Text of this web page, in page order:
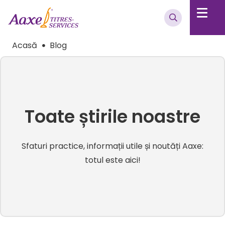
Acasă Blog
Toate știrile noastre
Sfaturi practice, informații utile și noutăți Aaxe:
totul este aici!